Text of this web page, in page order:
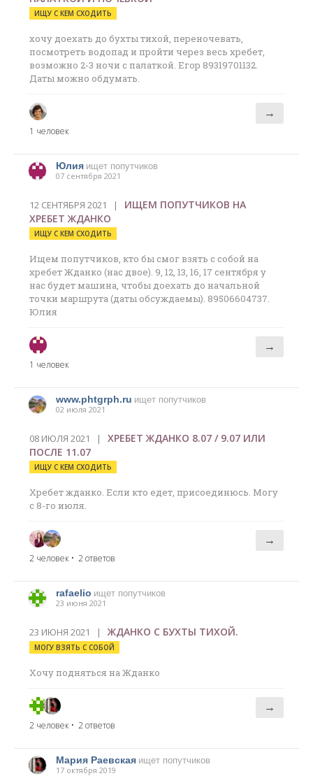
ИЩУ С КЕМ СХОДИТЬ
хочу доехать до бухты тихой, переночевать,
посмотреть водопад и пройти через весь хребет,
возможно 2-3 ночи с палаткой. Егор 89319701132.
Даты можно обдумать.
1 человек
→
Юлия ищет попутчиков
07 сентября 2021
12 СЕНТЯБРЯ 2021 | ИЩЕМ ПОПУТЧИКОВ НА
ХРЕБЕТ ЖДАНКО
ИЩУ С КЕМ СХОДИТЬ
Ищем попутчиков, кто бы смог взять с собой на
хребет Жданко (нас двое). 9, 12, 13, 16, 17 сентября у
нас будет машина, чтобы доехать до начальной
точки маршрута (даты обсуждаемы). 89506604737.
Юлия
1 человек
→
www.phtgrph.ru ищет попутчиков
02 июля 2021
08 ИЮЛЯ 2021 | ХРЕБЕТ ЖДАНКО 8.07 / 9.07 ИЛИ
ПОСЛЕ 11.07
ИЩУ С КЕМ СХОДИТЬ
Хребет жданко. Если кто едет, присоединюсь. Могу
с 8-го июля.
2 человек • 2 ответов
→
rafaelio ищет попутчиков
23 июня 2021
23 ИЮНЯ 2021 | ЖДАНКО С БУХТЫ ТИХОЙ.
МОГУ ВЗЯТЬ С СОБОЙ
Хочу подняться на Жданко
2 человек • 2 ответов
→
Мария Раевская ищет попутчиков
17 октября 2019